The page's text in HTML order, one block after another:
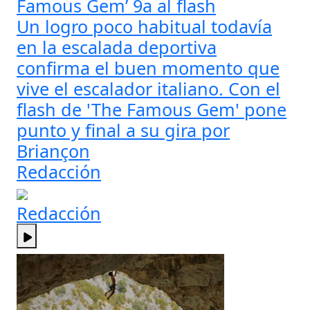
Famous Gem’ 9a al flash
Un logro poco habitual todavía
en la escalada deportiva
confirma el buen momento que
vive el escalador italiano. Con el
flash de 'The Famous Gem' pone
punto y final a su gira por
Briançon
Redacción
Redacción